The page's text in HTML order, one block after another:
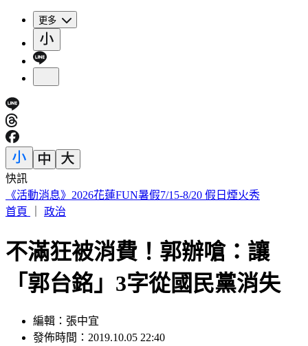
更多
快訊
輕度颱風「琵鷺」生成！洋面三颱共舞 最新路徑曝
首頁
政治
不滿狂被消費！郭辦嗆：讓
「郭台銘」3字從國民黨消失
編輯：張中宜
發佈時間：2019.10.05 22:40